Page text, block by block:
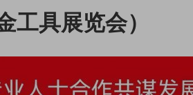
具展览会）